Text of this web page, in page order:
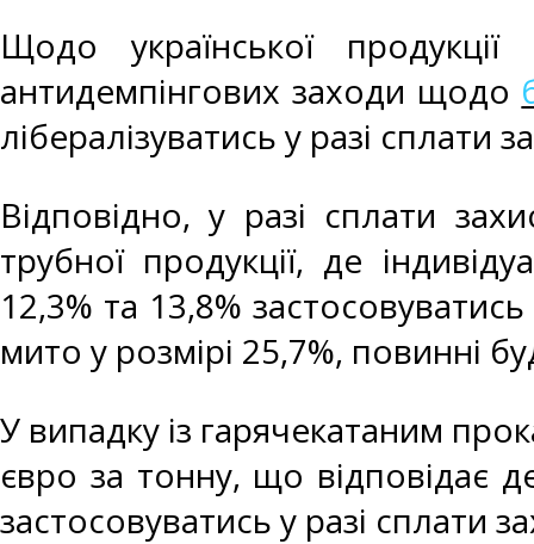
Щодо української
антидемпінгових заходи щодо
лібералізуватись у разі сплати
Відповідно, у разі сплати
трубної продукції, де
12,3% та 13,8%
мито у розмірі 25,7%, повинні
У випадку із гарячекатаним
євро за тонну, що відповідає
застосовуватись у разі сплати